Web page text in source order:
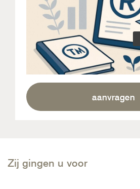
aanvragen
Zij gingen u voor